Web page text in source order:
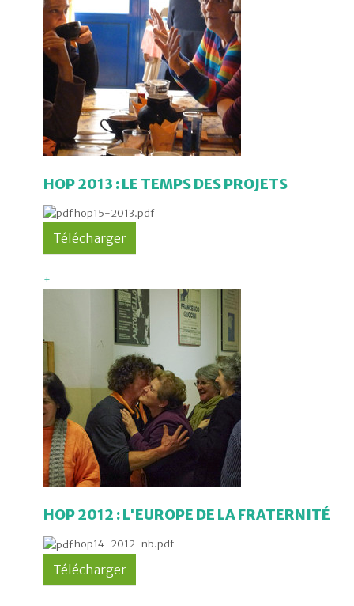
HOP 2013 : LE TEMPS DES PROJETS
hop15-2013.pdf
+
HOP 2012 : L'EUROPE DE LA FRATERNITÉ
hop14-2012-nb.pdf